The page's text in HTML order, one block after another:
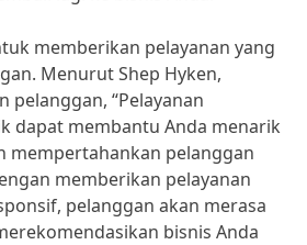
memberikan pelayanan yang
Menurut Shep Hyken,
pelanggan, “Pelayanan
dapat membantu Anda menarik
mempertahankan pelanggan
memberikan pelayanan
pelanggan akan merasa
bisnis Anda